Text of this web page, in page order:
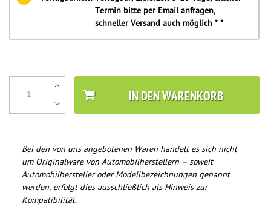
Termin bitte per Email anfragen,
schneller Versand auch möglich * *
IN DEN WARENKORB
Bei den von uns angebotenen Waren handelt es sich nicht
um Originalware von Automobilherstellern – soweit
Automobilhersteller oder Modellbezeichnungen genannt
werden, erfolgt dies ausschließlich als Hinweis zur
Kompatibilität.